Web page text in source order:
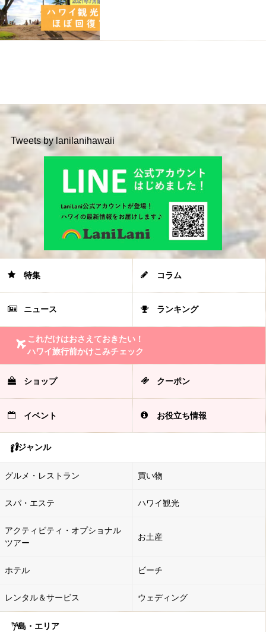
Tweets by lanilanihawaii
特集 コラム
ニュース ランキング
これだけはおさえておきたい！
ハワイ旅行前かけこみチェック
ショップ クーポン
イベント お役立ち情報
ジャンル
グルメ・レストラン 買い物
スパ・エステ ハワイ観光
アクティビティ・オプショナル
ツアー
お土産
ホテル ビーチ
レンタル＆サービス ウェディング
島・エリア